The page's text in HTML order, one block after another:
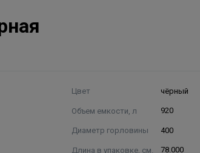
Цвет чёрный
Объем емкости, л 920
Диаметр горловины 400
Длина в упаковке, см. 78.000